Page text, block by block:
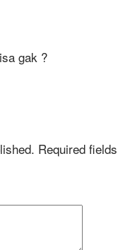
gak ?
Required fields